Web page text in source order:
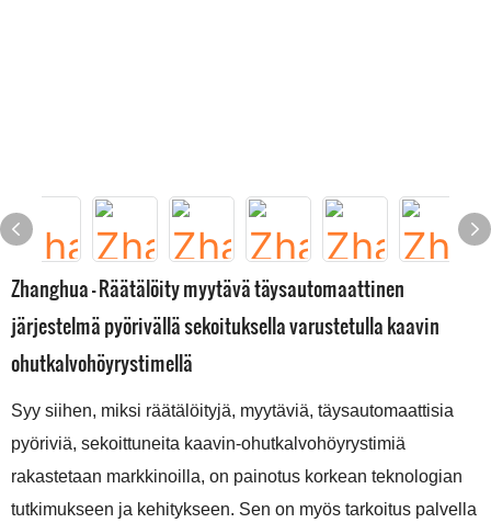
Zhanghua - Räätälöity myytävä täysautomaattinen
järjestelmä pyörivällä sekoituksella varustetulla kaavin
ohutkalvohöyrystimellä
Syy siihen, miksi räätälöityjä, myytäviä, täysautomaattisia
pyöriviä, sekoittuneita kaavin-ohutkalvohöyrystimiä
rakastetaan markkinoilla, on painotus korkean teknologian
tutkimukseen ja kehitykseen. Sen on myös tarkoitus palvella